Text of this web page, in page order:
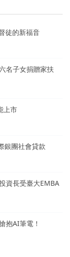
徒的新福音
名子女捐贈家扶
上市
銀團社會貸款
資長受臺大EMBA
抱AI筆電！